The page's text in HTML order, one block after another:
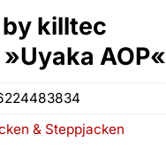
by killtec
AOP«
& Steppjacken